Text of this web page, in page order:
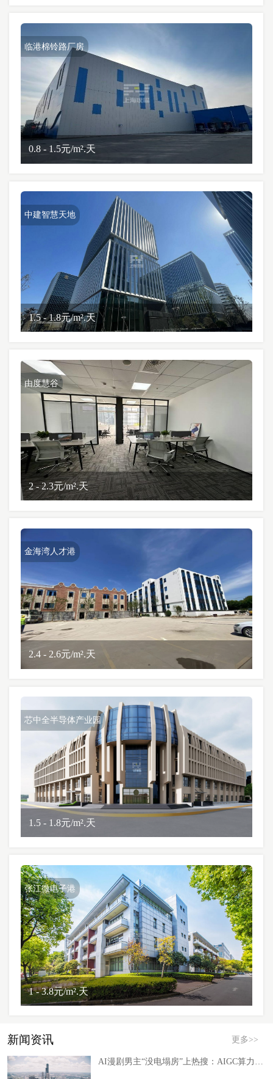
临港棉铃路厂房
0.8 - 1.5元/m².天
中建智慧天地
1.5 - 1.8元/m².天
由度慧谷
2 - 2.3元/m².天
金海湾人才港
2.4 - 2.6元/m².天
芯中全半导体产业园
1.5 - 1.8元/m².天
张江微电子港
1 - 3.8元/m².天
新闻资讯 更多>>